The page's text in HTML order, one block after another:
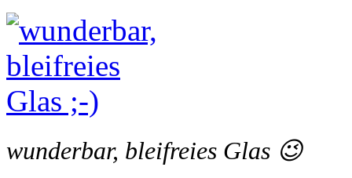
wunderbar, bleifreies Glas 😉